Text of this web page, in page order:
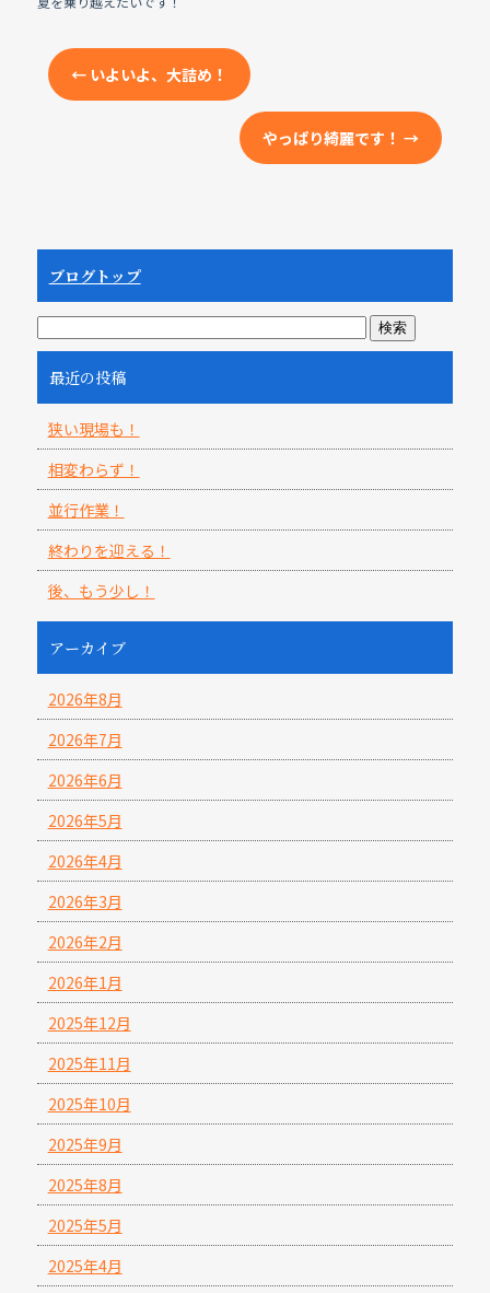
←いよいよ、大詰め！
やっぱり綺麗です！→
ブログトップ
最近の投稿
狭い現場も！
相変わらず！
並行作業！
終わりを迎える！
後、もう少し！
アーカイブ
2026年8月
2026年7月
2026年6月
2026年5月
2026年4月
2026年3月
2026年2月
2026年1月
2025年12月
2025年11月
2025年10月
2025年9月
2025年8月
2025年5月
2025年4月